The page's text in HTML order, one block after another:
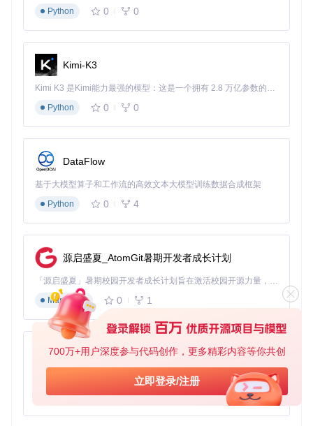
700万+用户深度参与代码创作，更多精彩内容等你共创
立即登录/注册
教学视频。首先在参数设置中选择"教学模式"预设，系统会自
动优化麦克风拾音和屏幕清晰度；其次启用画中画功能并调整
摄像头窗口位置；最后开启系统声音录制以捕获PPT讲解音
频。录制过程中使用内置标注工具进行重点强调，完成后自动
保存为MP4格式，整个流程无需专业编辑知识即可产出高质量
教学内容。
技术演示新范式：开发者专属录制方案
Xcode或IDE界面。通过启用"鼠标高亮"功能可突出操作位置，
配合自定义快捷键实现录制控制。对于代码展示场景，建议选
择"高清晰度"模式并将帧率设置为30fps，在保证代码清晰可读
的同时减少性能消耗。高级用户可通过AppleScript编写自动化
脚本，实现特定操作步骤的自动录制与标记。
创新应用：无人值守的自动化录制工作流
利用QuickRecorder的定时任务功能，内容创作者可构建无人
值守的录制工作流。通过设置精确的开始/结束时间，配合录制
完成后的自动导出与上传操作，可轻松捕获线上研讨会或直播
内容。例如，设置凌晨2点开始录制国际技术会议，完成后自
动转换格式并上传至云端存储，整个过程无需人工干预，极大
提升内容获取效率。
技术透视：轻量化设计背后的架构创新
三层架构解析：高效录制的技术基石
QuickRecorder采用捕获层、处理层和编码层的三层架构设
Python
0 0
Kimi-K3
Kimi K3 是Kimi能力最强的模型：这是一个拥有 2.8 万亿参数的混合专家（MoE）模型，具备原生视觉理解能力，并支持 100 万 token 的上下文窗口。
Python
0 0
DataFlow
基于大模型算子和工作流的高效文本大模型训练数据合成框架
Python
0 4
源启盛夏_AtomGit暑期开发者成长计划
「源启盛夏」暑期校园开发者成长计划旨在激活校园开源力量，通过积分激励、认证扶持、资源倾斜等形式，引导高校组织和开发者完成「入驻 — 建项目 — 做贡献 — 获认证 — 得资源」的完整闭环。无论你是想带领社团入驻平台的组织者，还是希望用代码贡献证明自己的开发者，都能在这里找到属于你的成长路径。
Markdown
0 1
py-xiaozhi
基于Python的Xiaozhi AI，适用于想要完整Xiaozhi体验而无需拥有专用硬件的用户。
Python
0 1